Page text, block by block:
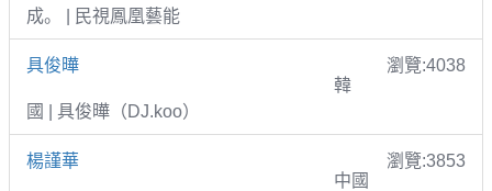
成。 | 民視鳳凰藝能
具俊曄
瀏覽:4038
韓
國 | 具俊曄（DJ.koo）
楊謹華
瀏覽:3853
中國